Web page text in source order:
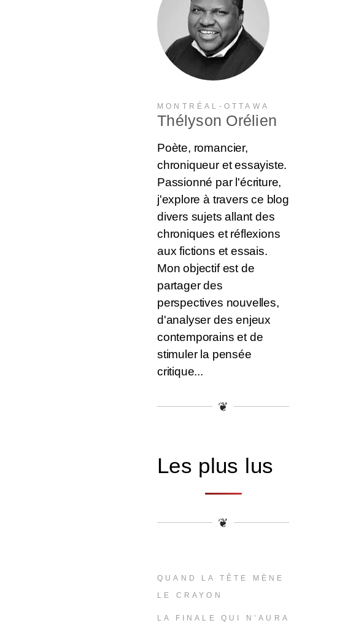
MONTRÉAL-OTTAWA
Thélyson Orélien
Poète, romancier,
chroniqueur et essayiste.
Passionné par l'écriture,
j'explore à travers ce blog
divers sujets allant des
chroniques et réflexions
aux fictions et essais.
Mon objectif est de
partager des
perspectives nouvelles,
d'analyser des enjeux
contemporains et de
stimuler la pensée
critique...
❦
Les plus lus
❦
QUAND LA TÊTE MÈNE
LE CRAYON
LA FINALE QUI N’AURA